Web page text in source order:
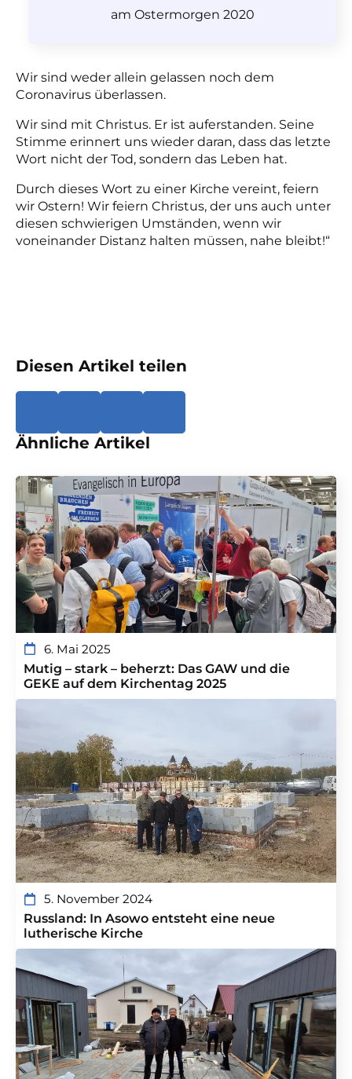
am Ostermorgen 2020
Wir sind weder allein gelassen noch dem
Coronavirus überlassen.
Wir sind mit Christus. Er ist auferstanden. Seine
Stimme erinnert uns wieder daran, dass das letzte
Wort nicht der Tod, sondern das Leben hat.
Durch dieses Wort zu einer Kirche vereint, feiern
wir Ostern! Wir feiern Christus, der uns auch unter
diesen schwierigen Umständen, wenn wir
voneinander Distanz halten müssen, nahe bleibt!“
Diesen Artikel teilen
Ähnliche Artikel
6. Mai 2025
Mutig – stark – beherzt: Das GAW und die
GEKE auf dem Kirchentag 2025
5. November 2024
Russland: In Asowo entsteht eine neue
lutherische Kirche